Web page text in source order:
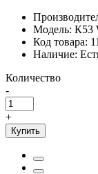
Модель: К53
Код товара:
Наличие:
Количество
-
+
Купить